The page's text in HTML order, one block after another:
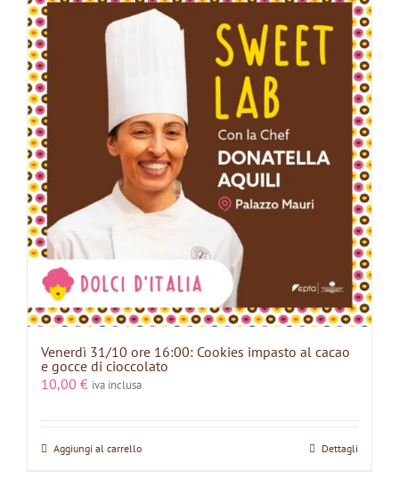
Venerdì 31/10 ore 16:00: Cookies impasto al cacao
e gocce di cioccolato
10,00 € iva inclusa
Aggiungi al carrello Dettagli